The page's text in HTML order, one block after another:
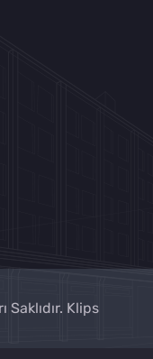
Klips